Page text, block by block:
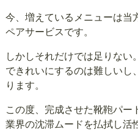
今、増えているメニューは当
ペアサービスです。
しかしそれだけでは足りない
できれいにするのは難しいし
ります。
この度、完成させた靴鞄パー
業界の沈滞ムードを払拭し活